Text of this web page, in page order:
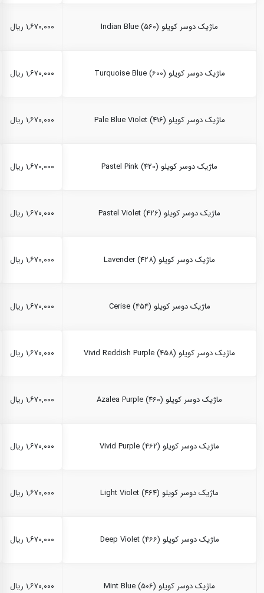
ماژیک دوسر کویلو Indian Blue (560) ۱,۶۷۰,۰۰۰ ریال
ماژیک دوسر کویلو Turquoise Blue (600) ۱,۶۷۰,۰۰۰ ریال
ماژیک دوسر کویلو Pale Blue Violet (416) ۱,۶۷۰,۰۰۰ ریال
ماژیک دوسر کویلو Pastel Pink (420) ۱,۶۷۰,۰۰۰ ریال
ماژیک دوسر کویلو Pastel Violet (426) ۱,۶۷۰,۰۰۰ ریال
ماژیک دوسر کویلو Lavender (428) ۱,۶۷۰,۰۰۰ ریال
ماژیک دوسر کویلو Cerise (454) ۱,۶۷۰,۰۰۰ ریال
ماژیک دوسر کویلو Vivid Reddish Purple (458) ۱,۶۷۰,۰۰۰ ریال
ماژیک دوسر کویلو Azalea Purple (460) ۱,۶۷۰,۰۰۰ ریال
ماژیک دوسر کویلو Vivid Purple (462) ۱,۶۷۰,۰۰۰ ریال
ماژیک دوسر کویلو Light Violet (464) ۱,۶۷۰,۰۰۰ ریال
ماژیک دوسر کویلو Deep Violet (466) ۱,۶۷۰,۰۰۰ ریال
ماژیک دوسر کویلو Mint Blue (506) ۱,۶۷۰,۰۰۰ ریال